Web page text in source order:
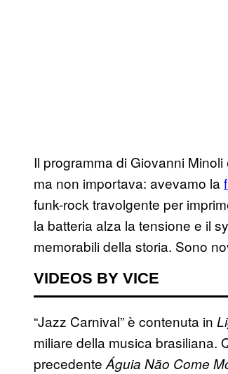
Il programma di Giovanni
ma non importava: avevamo la
funk-rock travolgente per
la batteria alza la tensione e il
memorabili della storia. Sono
VIDEOS BY VICE
“Jazz Carnival” è contenuta in
miliare della musica brasiliana.
precedente Águia Não Come